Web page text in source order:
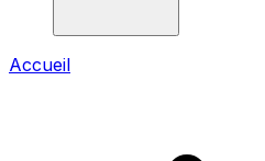
Accueil